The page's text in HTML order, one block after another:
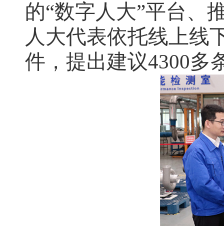
的“数字人大”平台、
人大代表依托线上线
件，提出建议4300